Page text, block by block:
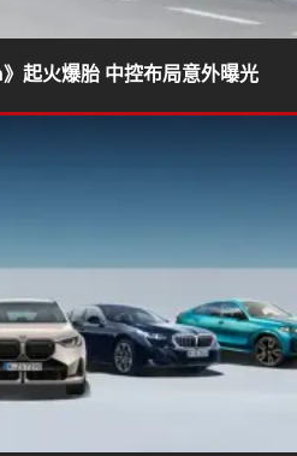
起火爆胎 中控布局意外曝光